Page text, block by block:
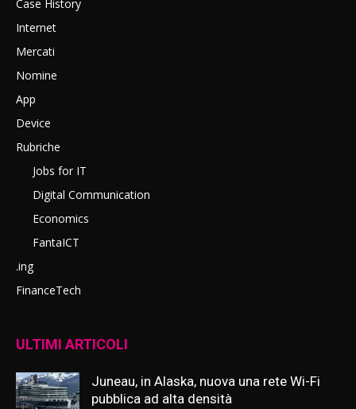
Case History
Internet
Mercati
Nomine
App
Device
Rubriche
Jobs for IT
Digital Communication
Economics
FantaICT
.ing
FinanceTech
ULTIMI ARTICOLI
Juneau, in Alaska, nuova una rete Wi-Fi
pubblica ad alta densità